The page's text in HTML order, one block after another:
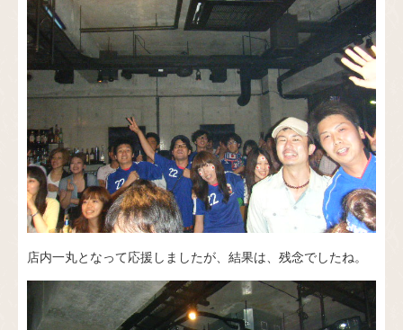
店内一丸となって応援しましたが、結果は、残念でしたね。